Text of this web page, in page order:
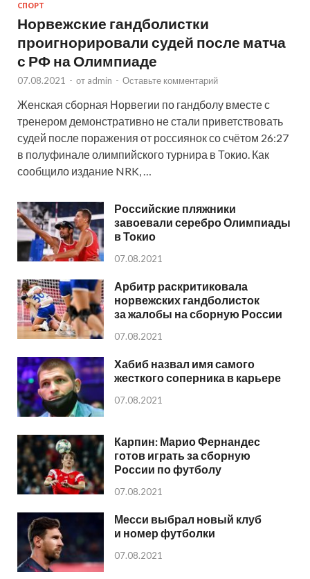
СПОРТ
Норвежские гандболистки
проигнорировали судей после матча
с РФ на Олимпиаде
07.08.2021 - от admin - Оставьте комментарий
Женская сборная Норвегии по гандболу вместе с
тренером демонстративно не стали приветствовать
судей после поражения от россиянок со счётом 26:27
в полуфинале олимпийского турнира в Токио. Как
сообщило издание NRK, …
Российские пляжники
завоевали серебро Олимпиады
в Токио
07.08.2021
Арбитр раскритиковала
норвежских гандболисток
за жалобы на сборную России
07.08.2021
Хабиб назвал имя самого
жесткого соперника в карьере
07.08.2021
Карпин: Марио Фернандес
готов играть за сборную
России по футболу
07.08.2021
Месси выбрал новый клуб
и номер футболки
07.08.2021